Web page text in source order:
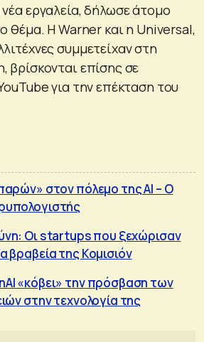
εργαλεία, δήλωσε άτομο
θέμα. Η Warner και η Universal,
συμμετείχαν στη
βρίσκονται επίσης σε
για την επέκταση του
στον πόλεμο της ΑΙ – Ο
Οι startups που ξεχώρισαν
βραβεία της Κομισιόν
«κόβει» την πρόσβαση των
στην τεχνολογία της